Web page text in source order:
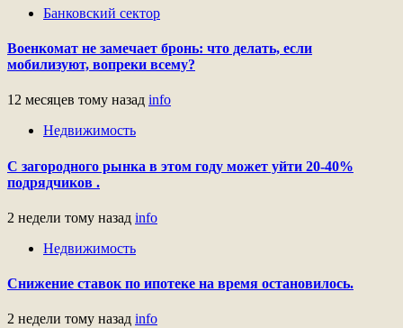
Банковский сектор
Военкомат не замечает бронь: что делать, если
мобилизуют, вопреки всему?
12 месяцев тому назад info
Недвижимость
С загородного рынка в этом году может уйти 20-40%
подрядчиков .
2 недели тому назад info
Недвижимость
Снижение ставок по ипотеке на время остановилось.
2 недели тому назад info